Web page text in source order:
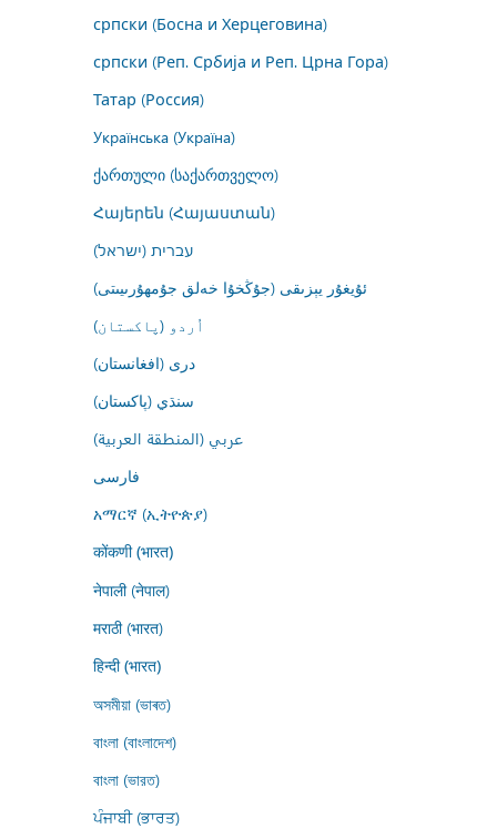
српски (Босна и Херцеговина)
српски (Реп. Србија и Реп. Црна Гора)
Татар (Россия)
Українська (Україна)
ქართული (საქართველო)
Հայերեն (Հայաստան)
עברית (ישראל)
ئۇيغۇر يېزىقى (جۇڭخۇا خەلق جۇمھۇرىيىتى)
اُردو (پاکستان)
درى (افغانستان)
سنڌي (پاکستان)
عربي (المنطقة العربية)
فارسى
አማርኛ (ኢትዮጵያ)
कोंकणी (भारत)
नेपाली (नेपाल)
मराठी (भारत)
हिन्दी (भारत)
অসমীয়া (ভাৰত)
বাংলা (বাংলাদেশ)
বাংলা (ভারত)
ਪੰਜਾਬੀ (ਭਾਰਤ)